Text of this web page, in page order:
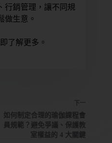
行銷管理，讓不同規
做生意。
了解更多。
下一
如何制定合理的瑜伽課程會
員規範？避免爭議、保護教
室權益的 4 大關鍵
人
進
出